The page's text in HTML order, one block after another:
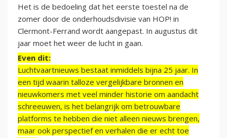
Het is de bedoeling dat het eerste toestel na de
zomer door de onderhoudsdivisie van HOP! in
Clermont-Ferrand wordt aangepast. In augustus dit
jaar moet het weer de lucht in gaan.
Even dit:
Luchtvaartnieuws bestaat inmiddels bijna 25 jaar. In
een tijd waarin talloze vergelijkbare bronnen en
nieuwkomers met veel minder historie om aandacht
schreeuwen, is het belangrijk om betrouwbare
platforms te hebben die niet alleen nieuws brengen,
maar ook perspectief en verhalen die er echt toe